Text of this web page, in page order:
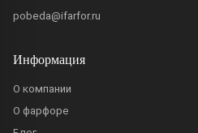
pobeda@ifarfor.ru
Информация
О компании
О фарфоре